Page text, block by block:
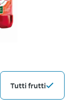
Tutti frutti